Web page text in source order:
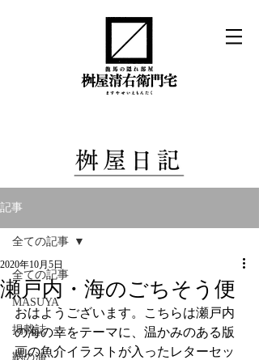
記事
全ての記事
MASUYA
掲載誌
鞆の浦
全ての記事
瀬戸内・海のごちそう便
2020年10月5日
おはようございます。こちらは瀬戸内
の海の幸をテーマに、温かみのある版
画の魚介イラストが入ったレターセッ